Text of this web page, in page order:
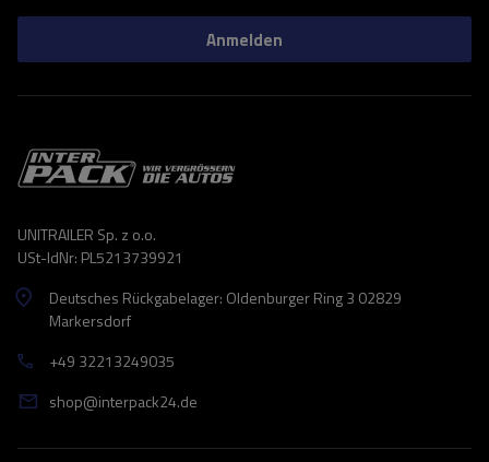
Anmelden
UNITRAILER Sp. z o.o.
USt-IdNr: PL5213739921
Deutsches Rückgabelager: Oldenburger Ring 3 02829
Markersdorf
+49 32213249035
shop@interpack24.de